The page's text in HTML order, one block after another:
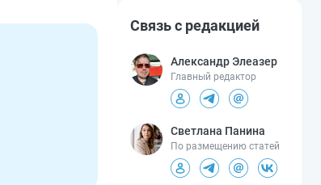
Связь с редакцией
Александр Элеазер
Главный редактор
Светлана Панина
По размещению статей